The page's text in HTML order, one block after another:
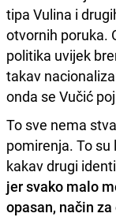
tipa Vulina i
otvornih poruka.
politika uvijek
takav
onda se Vučić
To sve nema
pomirenja. To
kakav drugi
jer svako malo
opasan, način